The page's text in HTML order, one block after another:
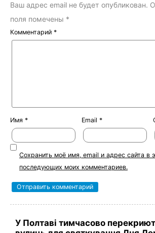
Ваш адрес email не будет опубликован.
поля помечены *
Комментарий *
Имя * Email *
Сохранить моё имя, email и адрес сайта в
последующих моих комментариев.
У Полтаві тимчасово